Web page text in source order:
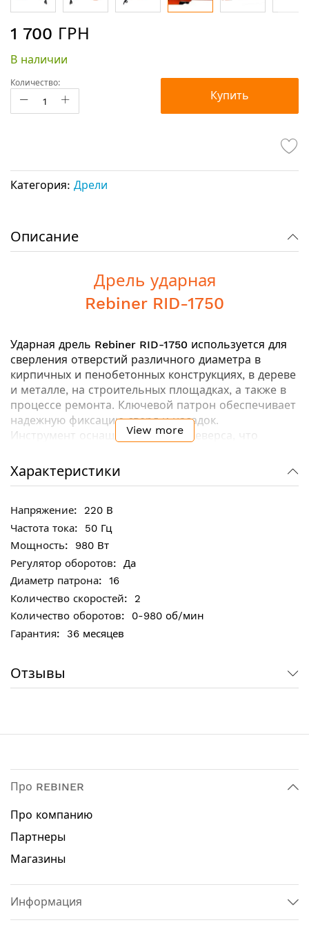
к
галереи
изображений
1 700 ГРН
В наличии
Количество:
Купить
Категория: Дрели
Описание
Дрель ударная
Rebiner RID-1750
Ударная дрель Rebiner RID-1750 используется для
сверления отверстий различного диаметра в
кирпичных и пенобетонных конструкциях, в дереве
и металле, на строительных площадках, а также в
процессе ремонта. Ключевой патрон обеспечивает
надежную фиксацию сверл и насадок.
Инструмент оснащен функцией реверса, что
застревания.
Ключевые особенности:
16 мм металлический патрон - для сверления в
широком диапазоне материалов (бетон, сталь,
дерево, камень)
Ограничитель глубины упрощает процесс
сверления не сквозных отверстий
Регулировка частоты вращения для точной
настройки под разные материалы
Дополнительная рукоятка - для комфортной
сверлении камня, бетона или кирпича
Мощность: 980 Вт
Число скоростей: 1
Количество режимов работы: 2
Режимы работы: сверление, сверление с ударом
Ограничитель глубины сверления: да
Подсветка: нет
View more
Характеристики
220 В
50 Гц
980 Вт
Да
16
2
0-980 об/мин
36 месяцев
Отзывы
Про REBINER
Про компанию
Партнеры
Магазины
Информация